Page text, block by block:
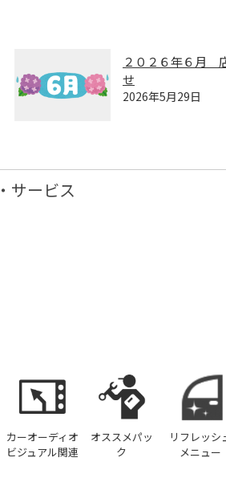
２０２６年６月
せ
2026年5月29日
サービス
カーオーディオ
ビジュアル関連
オススメパッ
ク
リフレッシ
メニュー